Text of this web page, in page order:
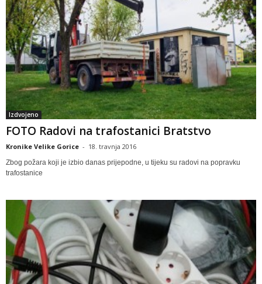
Izdvojeno
FOTO Radovi na trafostanici Bratstvo
Kronike Velike Gorice - 18. travnja 2016
Zbog požara koji je izbio danas prijepodne, u tijeku su radovi na popravku
trafostanice